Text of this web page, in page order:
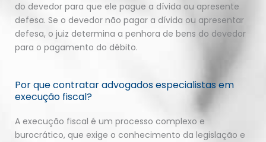
do devedor para que ele pague a dívida ou apresente
defesa. Se o devedor não pagar a dívida ou apresentar
defesa, o juiz determina a penhora de bens do devedor
para o pagamento do débito.
Por que contratar advogados especialistas em
execução fiscal?
A execução fiscal é um processo complexo e
burocrático, que exige o conhecimento da legislação e